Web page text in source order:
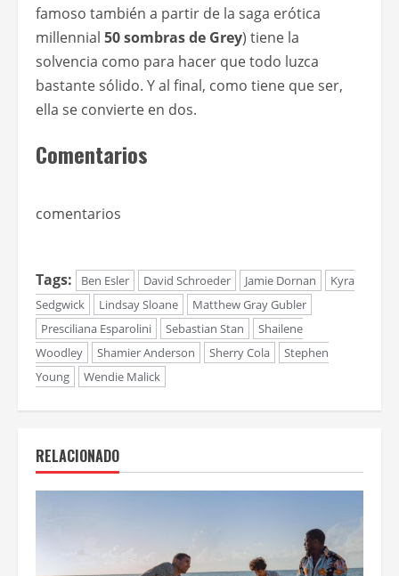
famoso también a partir de la saga erótica
millennial 50 sombras de Grey) tiene la
solvencia como para hacer que todo luzca
bastante sólido. Y al final, como tiene que ser,
ella se convierte en dos.
Comentarios
comentarios
Tags: Ben Esler David Schroeder Jamie Dornan
Kyra
Sedgwick
Lindsay Sloane
Matthew Gray Gubler
Presciliana Esparolini
Sebastian Stan
Shailene
Woodley
Shamier Anderson Sherry Cola
Stephen
Young
Wendie Malick
RELACIONADO